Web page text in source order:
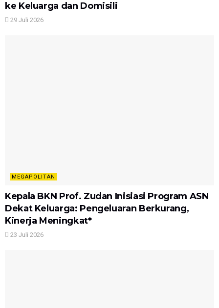
ke Keluarga dan Domisili
29 Juli 2026
MEGAPOLITAN
Kepala BKN Prof. Zudan Inisiasi Program ASN
Dekat Keluarga: Pengeluaran Berkurang,
Kinerja Meningkat*
23 Juli 2026